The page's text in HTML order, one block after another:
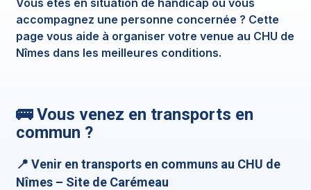
Vous êtes en situation de handicap ou vous
accompagnez une personne concernée ? Cette
page vous aide à organiser votre venue au CHU de
Nîmes dans les meilleures conditions.
🚌 Vous venez en transports en
commun ?
📍 Venir en transports en communs au CHU de
Nîmes – Site de Carémeau